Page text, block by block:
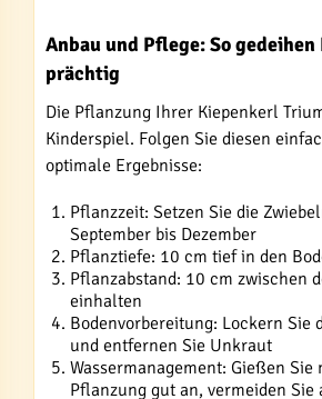
Anbau und Pflege: So gedeihen
prächtig
Die Pflanzung Ihrer Kiepenkerl
Kinderspiel. Folgen Sie diesen
optimale Ergebnisse:
Pflanzzeit: Setzen Sie die
September bis Dezember
Pflanztiefe: 10 cm tief in den
Pflanzabstand: 10 cm zwischen
einhalten
Bodenvorbereitung: Lockern Sie
und entfernen Sie Unkraut
Wassermanagement: Gießen Sie
Pflanzung gut an, vermeiden Sie